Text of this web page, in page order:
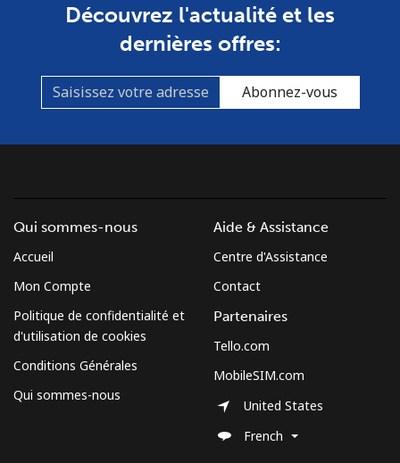
Découvrez l'actualité et les
dernières offres:
Abonnez-vous
Qui sommes-nous
Accueil
Mon Compte
Politique de confidentialité et
d'utilisation de cookies
Conditions Générales
Qui sommes-nous
Aide & Assistance
Centre d'Assistance
Contact
Partenaires
Tello.com
MobileSIM.com
United States
French